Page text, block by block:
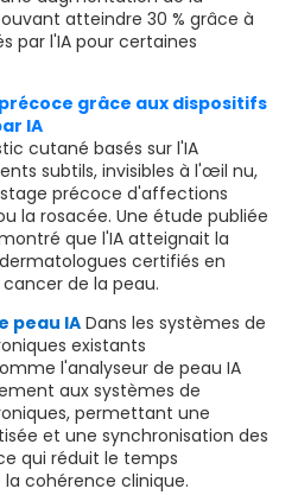
atteindre 30 % grâce à
par l'IA pour certaines
grâce aux dispositifs
IA
cutané basés sur l'IA
subtils, invisibles à l'œil nu,
précoce d'affections
la rosacée. Une étude publiée
que l'IA atteignait la
certifiés en
de la peau.
peau IADans les systèmes de
existants
l'analyseur de peau IA
aux systèmes de
permettant une
et une synchronisation des
qui réduit le temps
cohérence clinique.